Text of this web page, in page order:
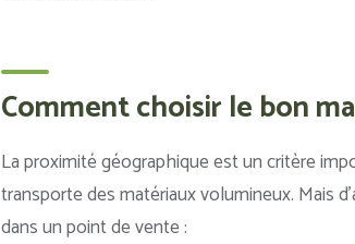
Comment choisir le bon
La proximité géographique est un critère
transporte des matériaux volumineux. Mais
dans un point de vente :